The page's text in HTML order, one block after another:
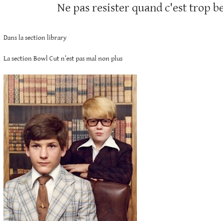
Ne pas resister quand c'est trop
Dans la section library
La section Bowl Cut n’est pas mal non plus